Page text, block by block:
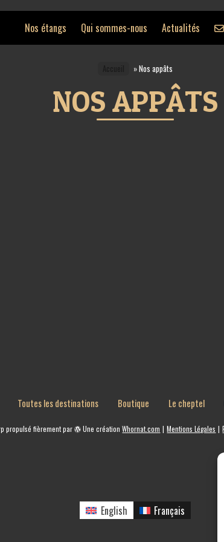
Nos étangs Qui sommes-nous Actualités
»Nos appâts
NOS APPÂTS
Toutes les destinations Boutique Le cheptel
propulsé fièrement par Une créationWhornat.com | Mentions Légales |
English Français